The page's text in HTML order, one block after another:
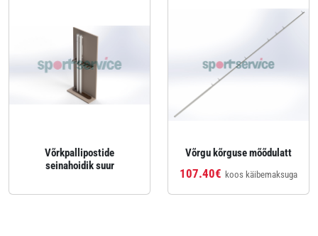
Võrkpallipostide
seinahoidik suur
Võrgu kõrguse mõõdulatt
107.40€ koos käibemaksuga